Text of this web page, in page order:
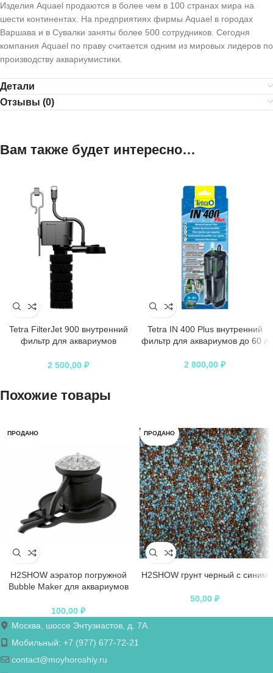
Изделия Aquael продаются в более чем в 100 странах мира на
шести континентах. На предприятиях фирмы Aquael в городах
Варшава и в Сувалки заняты более 500 сотрудников. Сегодня
компания Aquael по праву считается одним из мировых лидеров по
производству аквариумистики.
Детали
Отзывы (0)
Вам также будет интересно…
Tetra FilterJet 900 внутренний
фильтр для аквариумов
2 500,00 ₽
Tetra IN 400 Plus внутренний
фильтр для аквариумов до 60 л
2 800,00 ₽
Похожие товары
ПРОДАНО
H2SHOW аэратор погружной
Bubble Maker для аквариумов
100,00 ₽
ПРОДАНО
H2SHOW грунт черный с синим
50,00 ₽
Москва, шоссе Энтузиастов, д. 7А
Мобильный: +7 (977) 677-72-21
contact@moyhoroshiy.ru